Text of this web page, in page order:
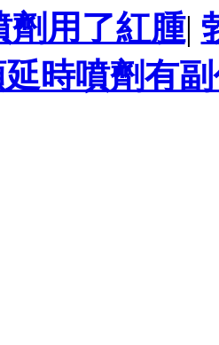
劑用了紅腫|
時噴劑有